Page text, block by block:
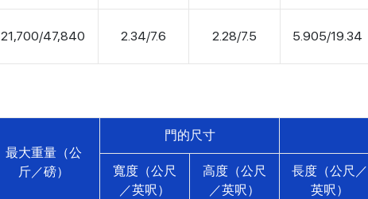
21,700/47,840 2.34/7.6 2.28/7.5 5.905/19.34
最大重量（公
斤／磅）
門的尺寸
寬度（公尺
／英呎）
高度（公尺
／英呎）
長度（公尺／
英呎）